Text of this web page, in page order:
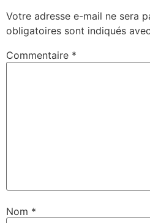
Votre adresse e-mail ne sera
obligatoires sont indiqués avec
Commentaire *
Nom *